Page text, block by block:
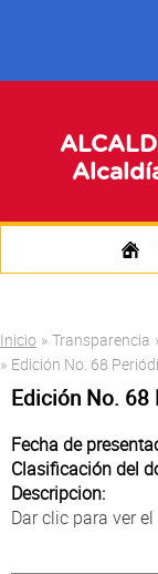
Usted
Inicio » Transparencia
» Edición No. 68
Edición No. 68
Fecha de
Clasificación del
Descripcion:
Dar clic para ver